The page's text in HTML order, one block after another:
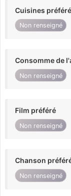
Cuisines
Non renseigné
Consomme de
Non renseigné
Film préféré
Non renseigné
Chanson
Non renseigné